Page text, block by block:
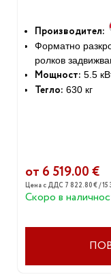
Производител:
Форматно
ролков
Мощност: 5.5
Тегло: 630 кг
от 6 519.00 €
Цена с ДДС 7 822.80 € / 15
Скоро в